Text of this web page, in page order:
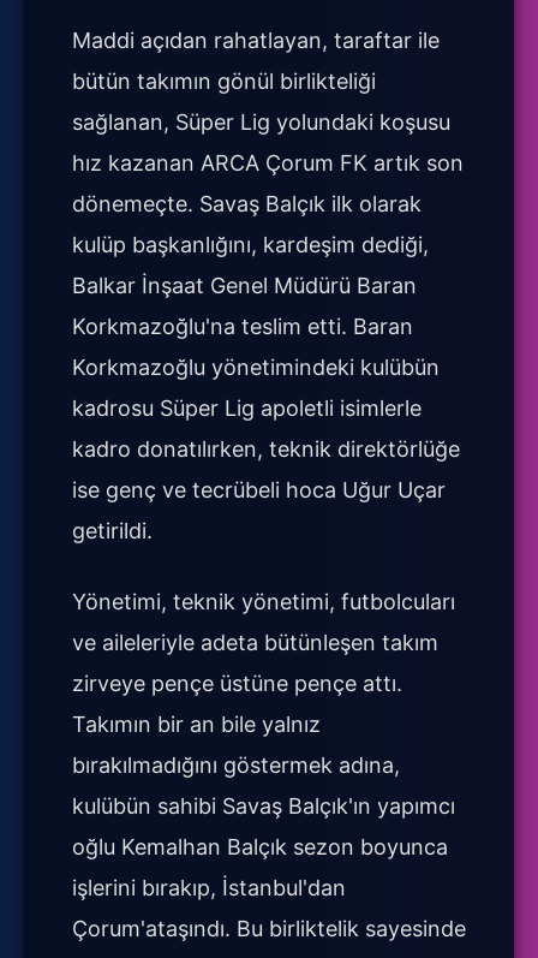
Maddi açıdan rahatlayan, taraftar ile
bütün takımın gönül birlikteliği
sağlanan, Süper Lig yolundaki koşusu
hız kazanan ARCA Çorum FK artık son
dönemeçte. Savaş Balçık ilk olarak
kulüp başkanlığını, kardeşim dediği,
Balkar İnşaat Genel Müdürü Baran
Korkmazoğlu'na teslim etti. Baran
Korkmazoğlu yönetimindeki kulübün
kadrosu Süper Lig apoletli isimlerle
kadro donatılırken, teknik direktörlüğe
ise genç ve tecrübeli hoca Uğur Uçar
getirildi.
Yönetimi, teknik yönetimi, futbolcuları
ve aileleriyle adeta bütünleşen takım
zirveye pençe üstüne pençe attı.
Takımın bir an bile yalnız
bırakılmadığını göstermek adına,
kulübün sahibi Savaş Balçık'ın yapımcı
oğlu Kemalhan Balçık sezon boyunca
işlerini bırakıp, İstanbul'dan
Çorum'ataşındı. Bu birliktelik sayesinde